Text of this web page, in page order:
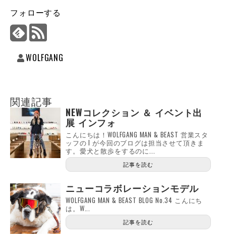
フォローする
WOLFGANG
関連記事
NEWコレクション ＆ イベント出
展 インフォ
こんにちは！WOLFGANG MAN & BEAST 営業スタ
ッフの I が今回のブログは担当させて頂きま
す。愛犬と散歩をするのに...
記事を読む
ニューコラボレーションモデル
WOLFGANG MAN & BEAST BLOG No.34 こんにち
は。W...
記事を読む